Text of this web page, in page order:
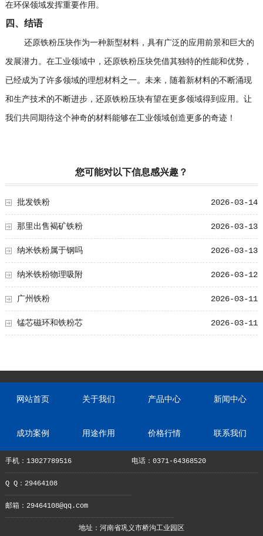
在环保领域发挥重要作用。
四、结语
还原铁粉压块作为一种新型材料，具有广泛的应用前景和巨大的
发展潜力。在工业领域中，还原铁粉压块凭借其独特的性能和优势，
已经成为了许多领域的理想材料之一。未来，随着新材料的不断涌现
和生产技术的不断进步，还原铁粉压块有望在更多领域得到应用。让
我们共同期待这个神奇的材料能够在工业领域创造更多的奇迹！
您可能对以下信息感兴趣？
2026-03-14
批发铁粉
2026-03-13
那里出售褐矿铁粉
2026-03-13
纳米铁粉属于钢吗
2026-03-12
纳米铁粉物理吸附
2026-03-11
广州铁粉
2026-03-11
锰芯磁环和铁粉芯
网站首页 关于我们 产品中心 新闻中心
成功案例 用途作用 价格行情 联系我们
手机：13027789516 电话：0371-64368520
Q Q：29464108
邮箱：29464108@qq.com
地址：河南省巩义市桥沟工业园区